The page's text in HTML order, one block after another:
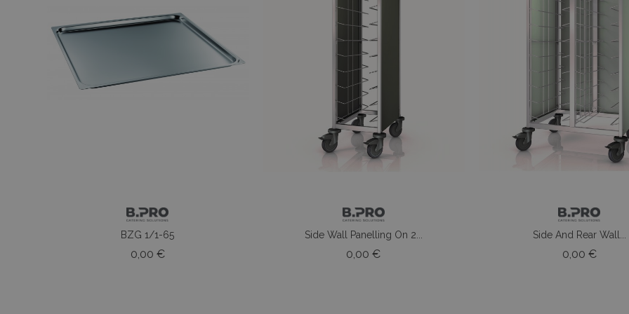
BZG 1/1-65
0,00 €Prezzo
Side Wall Panelling On 2...
0,00 €Prezzo
Side And Rear Wall...
0,00 €